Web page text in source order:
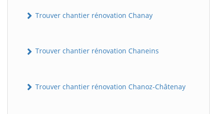
Trouver chantier rénovation Chanay
Trouver chantier rénovation Chaneins
Trouver chantier rénovation Chanoz-Châtenay